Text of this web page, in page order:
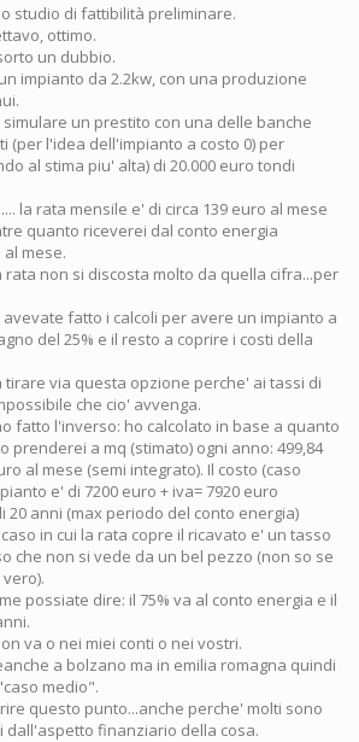
studio di fattibilità preliminare.
ottimo.
un dubbio.
impianto da 2.2kw, con una produzione
un prestito con una delle banche
(per l'idea dell'impianto a costo 0) per
al stima piu' alta) di 20.000 euro tondi
la rata mensile e' di circa 139 euro al mese
quanto riceverei dal conto energia
al mese.
rata non si discosta molto da quella cifra...per
fatto i calcoli per avere un impianto a
del 25% e il resto a coprire i costi della
tirare via questa opzione perche' ai tassi di
che cio' avvenga.
fatto l'inverso: ho calcolato in base a quanto
prenderei a mq (stimato) ogni anno: 499,84
al mese (semi integrato). Il costo (caso
e' di 7200 euro + iva= 7920 euro
20 anni (max periodo del conto energia)
in cui la rata copre il ricavato e' un tasso
che non si vede da un bel pezzo (non so se
possiate dire: il 75% va al conto energia e il
va o nei miei conti o nei vostri.
a bolzano ma in emilia romagna quindi
medio".
questo punto...anche perche' molti sono
finanziario della cosa.